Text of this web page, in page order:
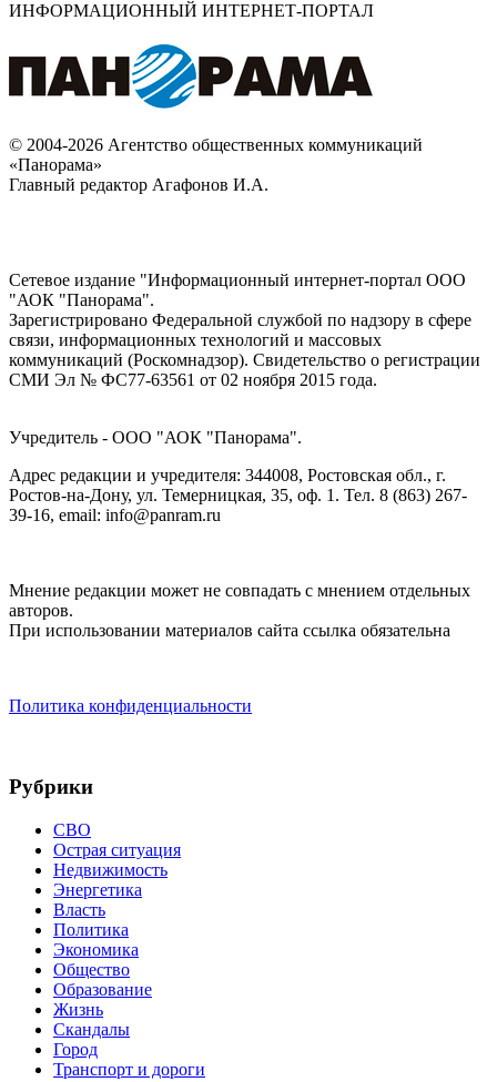
ИНФОРМАЦИОННЫЙ ИНТЕРНЕТ-ПОРТАЛ
© 2004-2026 Агентство общественных коммуникаций
«Панорама»
Главный редактор Агафонов И.А.
Сетевое издание "Информационный интернет-портал ООО
"АОК "Панорама".
Зарегистрировано Федеральной службой по надзору в сфере
связи, информационных технологий и массовых
коммуникаций (Роскомнадзор). Cвидетельство о регистрации
СМИ Эл № ФС77-63561 от 02 ноября 2015 года.
Учредитель - ООО "АОК "Панорама".
Адрес редакции и учредителя: 344008, Ростовская обл., г.
Ростов-на-Дону, ул. Темерницкая, 35, оф. 1. Тел. 8 (863) 267-
39-16, email: info@panram.ru
Мнение редакции может не совпадать с мнением отдельных
авторов.
При использовании материалов сайта ссылка обязательна
Политика конфиденциальности
Рубрики
СВО
Острая ситуация
Недвижимость
Энергетика
Власть
Политика
Экономика
Общество
Образование
Жизнь
Скандалы
Город
Транспорт и дороги